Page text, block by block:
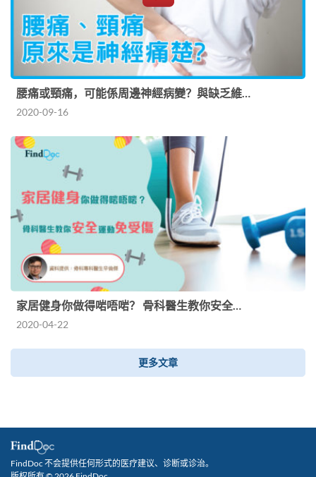
腰痛或頸痛，可能係周邊神經病變？與缺乏維…
2020-09-16
家居健身你做得啱唔啱？ 骨科醫生教你安全…
2020-04-22
更多文章
FindDoc 不会提供任何形式的医疗建议、诊断或诊治。